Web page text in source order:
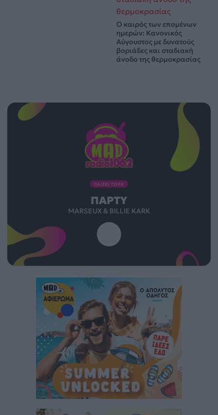
Ο καιρός των επομένων
ημερών: Κανονικός
Αύγουστος με δυνατούς
βοριάδες και σταδιακή
άνοδο της θερμοκρασίας
ΠΑΙΖΕΙ ΤΩΡΑ
ΠΆΡΤΥ
MARSEUX & BILLIE KARK